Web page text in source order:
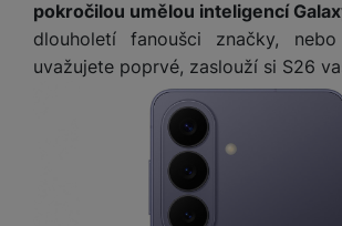
pokročilou umělou inteligencí
dlouholetí fanoušci značky,
uvažujete poprvé, zaslouží si S26